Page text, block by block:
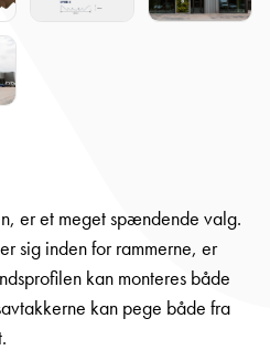
er et meget spændende valg.
sig inden for rammerne, er
kan monteres både
kan pege både fra